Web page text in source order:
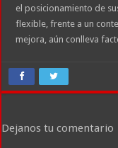
el posicionamiento de
flexible, frente a un
mejora, aún conlleva
Dejanos tu comentario